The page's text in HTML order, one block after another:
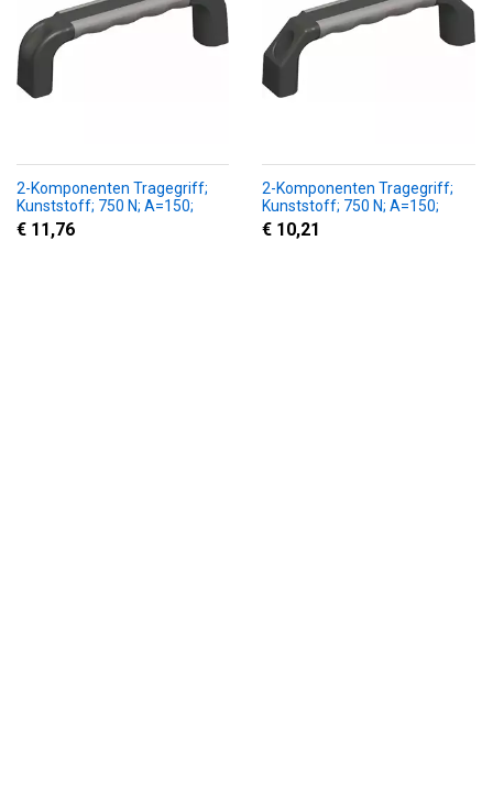
2-Komponenten Tragegriff;
Kunststoff; 750 N; A=150;
Rundung; M6;
€ 11,76
2-Komponenten Tragegriff;
Kunststoff; 750 N; A=150;
Schräge;
€ 10,21